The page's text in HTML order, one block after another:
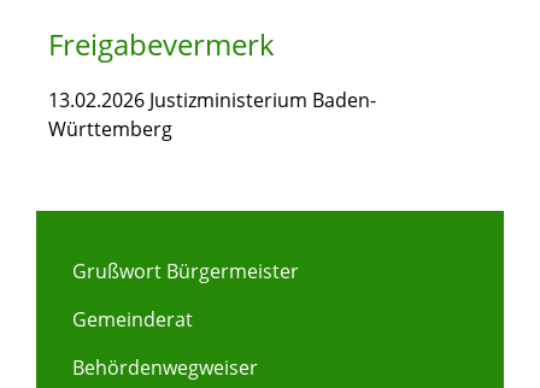
Freigabevermerk
13.02.2026 Justizministerium Baden-
Württemberg
Grußwort Bürgermeister
Gemeinderat
Behördenwegweiser